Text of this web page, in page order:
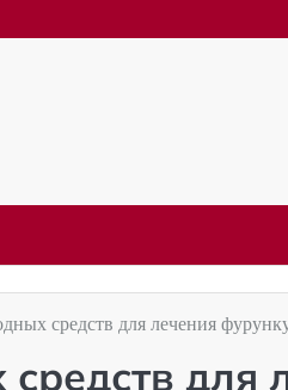
средств для лечения
для